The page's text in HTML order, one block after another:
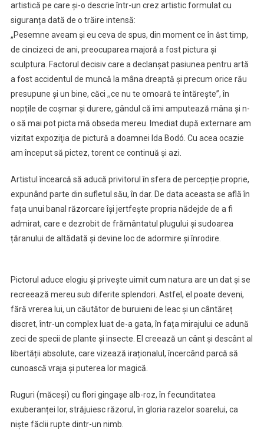
artistică pe care și-o descrie într-un crez artistic formulat cu
siguranța dată de o trăire intensă:
„Pesemne aveam și eu ceva de spus, din moment ce în ăst timp,
de cincizeci de ani, preocuparea majoră a fost pictura și
sculptura. Factorul decisiv care a declanșat pasiunea pentru artă
a fost accidentul de muncă la mâna dreaptă și precum orice rău
presupune și un bine, căci ,,ce nu te omoară te întărește”, în
nopțile de coșmar și durere, gândul că îmi amputează mâna și n-
o să mai pot picta mă obseda mereu. Imediat după externare am
vizitat expoziţia de pictură a doamnei Ida Bodó. Cu acea ocazie
am început să pictez, torent ce continuă și azi.
Artistul încearcă să aducă privitorul în sfera de percepție proprie,
expunând parte din sufletul său, în dar. De data aceasta se află în
fața unui banal răzorcare își jertfește propria nădejde de a fi
admirat, care e dezrobit de frământatul plugului și sudoarea
țăranului de altădată și devine loc de adormire și înrodire.
Pictorul aduce elogiu și privește uimit cum natura are un dat și se
recreează mereu sub diferite splendori. Astfel, el poate deveni,
fără vrerea lui, un căutător de buruieni de leac și un cântăreț
discret, într-un complex luat de-a gata, în fața mirajului ce adună
zeci de specii de plante și insecte. El creează un cânt și descânt al
libertății absolute, care vizează iraționalul, încercând parcă să
cunoască vraja și puterea lor magică.
Ruguri (măceși) cu flori gingașe alb-roz, în fecunditatea
exuberanței lor, străjuiesc răzorul, în gloria razelor soarelui, ca
niște făclii rupte dintr-un nimb.